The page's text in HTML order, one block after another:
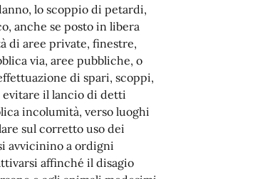
lo scoppio di petardi,
anche se posto in libera
di aree private, finestre,
via, aree pubbliche, o
di spari, scoppi,
il lancio di detti
incolumità, verso luoghi
sul corretto uso dei
avvicinino a ordigni
affinché il disagio